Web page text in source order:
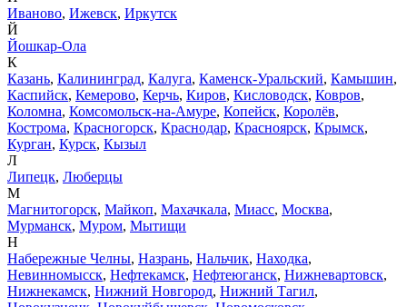
Иваново, Ижевск, Иркутск
Й
Йошкар-Ола
К
Казань, Калининград, Калуга, Каменск-Уральский, Камышин,
Каспийск, Кемерово, Керчь, Киров, Кисловодск, Ковров,
Коломна, Комсомольск-на-Амуре, Копейск, Королёв,
Кострома, Красногорск, Краснодар, Красноярск, Крымск,
Курган, Курск, Кызыл
Л
Липецк, Люберцы
М
Магнитогорск, Майкоп, Махачкала, Миасс, Москва,
Мурманск, Муром, Мытищи
Н
Набережные Челны, Назрань, Нальчик, Находка,
Невинномысск, Нефтекамск, Нефтеюганск, Нижневартовск,
Нижнекамск, Нижний Новгород, Нижний Тагил,